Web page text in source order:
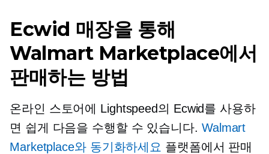
Ecwid 매장을 통해
Walmart Marketplace에서
판매하는 방법
온라인 스토어에 Lightspeed의 Ecwid를 사용하
면 쉽게 다음을 수행할 수 있습니다. Walmart
Marketplace와 동기화하세요 플랫폼에서 판매